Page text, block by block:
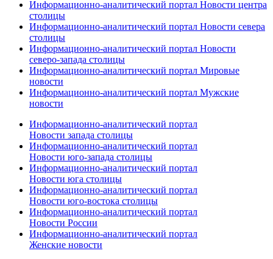
Информационно-аналитический портал Новости центра
столицы
Информационно-аналитический портал Новости севера
столицы
Информационно-аналитический портал Новости
северо-запада столицы
Информационно-аналитический портал Мировые
новости
Информационно-аналитический портал Мужские
новости
Информационно-аналитический портал
Новости запада столицы
Информационно-аналитический портал
Новости юго-запада столицы
Информационно-аналитический портал
Новости юга столицы
Информационно-аналитический портал
Новости юго-востока столицы
Информационно-аналитический портал
Новости России
Информационно-аналитический портал
Женские новости